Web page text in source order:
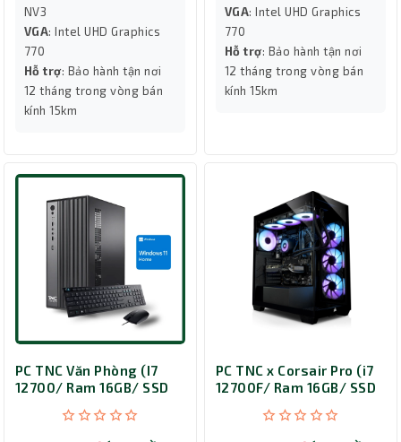
NV3
VGA: Intel UHD Graphics
770
Hỗ trợ: Bảo hành tận nơi
12 tháng trong vòng bán
kính 15km
VGA: Intel UHD Graphics
770
Hỗ trợ: Bảo hành tận nơi
12 tháng trong vòng bán
kính 15km
PC TNC Văn Phòng (I7
12700/ Ram 16GB/ SSD
PC TNC x Corsair Pro (i7
12700F/ Ram 16GB/ SSD